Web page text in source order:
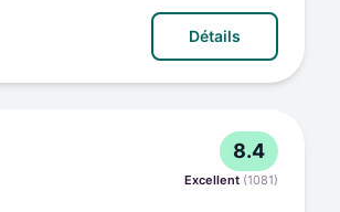
Détails
8.4
Excellent (1081)